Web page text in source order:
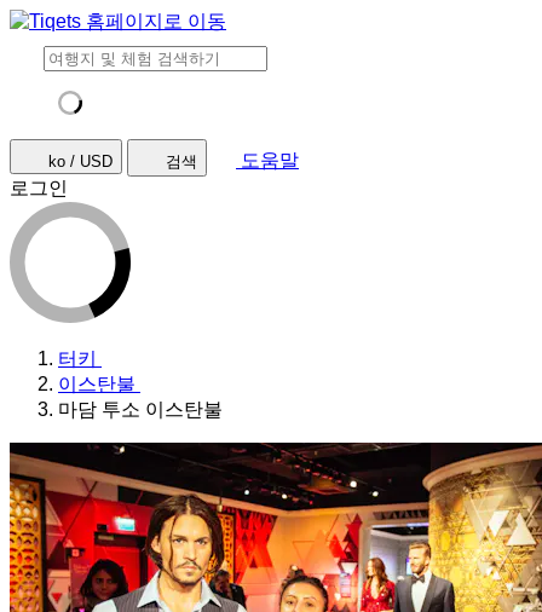
ko / USD 검색
도움말
로그인
터키
이스탄불
마담 투소 이스탄불